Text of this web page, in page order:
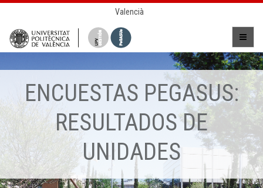
Valencià
ENCUESTAS PEGASUS:
RESULTADOS DE
UNIDADES